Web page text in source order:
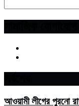
আওয়ামী লীগের পুরনো